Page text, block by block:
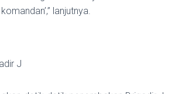
lanjutnya.
J